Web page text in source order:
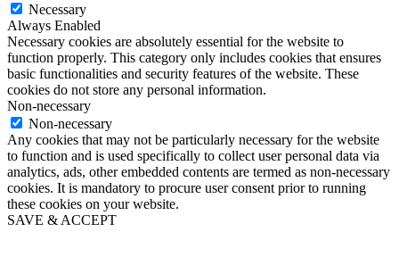
Necessary
Always Enabled
Necessary cookies are absolutely essential for the website to
function properly. This category only includes cookies that ensures
basic functionalities and security features of the website. These
cookies do not store any personal information.
Non-necessary
Non-necessary
Any cookies that may not be particularly necessary for the website
to function and is used specifically to collect user personal data via
analytics, ads, other embedded contents are termed as non-necessary
cookies. It is mandatory to procure user consent prior to running
these cookies on your website.
SAVE & ACCEPT